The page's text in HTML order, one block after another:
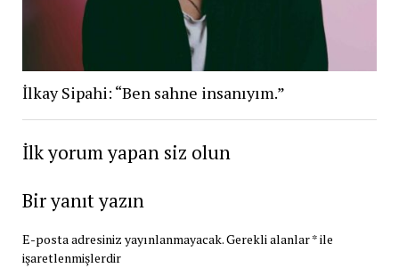
İlkay Sipahi: “Ben sahne insanıyım.”
İlk yorum yapan siz olun
Bir yanıt yazın
E-posta adresiniz yayınlanmayacak.Gerekli alanlar*ile
işaretlenmişlerdir